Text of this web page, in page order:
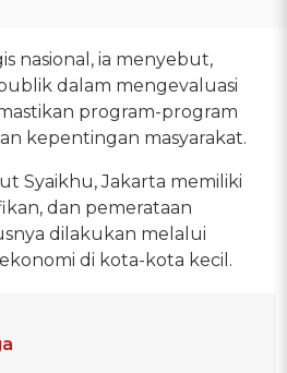
nasional, ia menyebut,
dalam mengevaluasi
program-program
kepentingan masyarakat.
Syaikhu, Jakarta memiliki
dan pemerataan
dilakukan melalui
di kota-kota kecil.